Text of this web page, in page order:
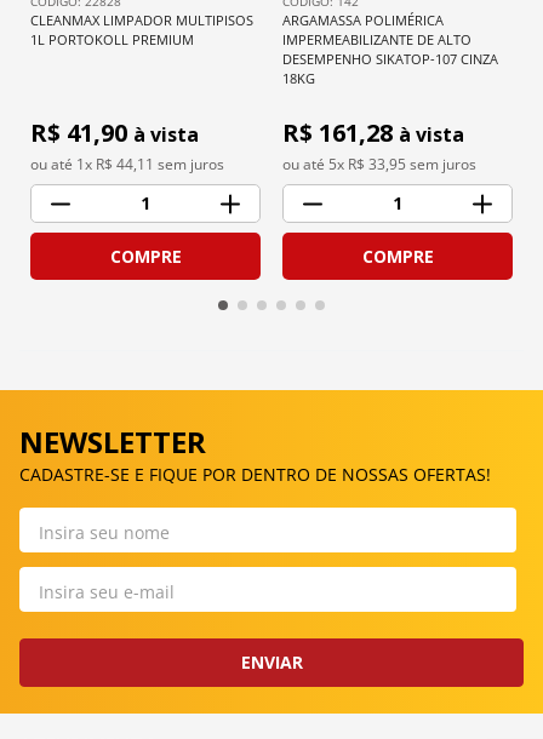
CLEANMAX LIMPADOR MULTIPISOS
1L PORTOKOLL PREMIUM
R$ 41,90 à vista
ou até 1x R$ 44,11 sem juros
1
COMPRE
ARGAMASSA POLIMÉRICA
IMPERMEABILIZANTE DE ALTO
DESEMPENHO SIKATOP-107 CINZA
18KG
R$ 161,28 à vista
ou até 5x R$ 33,95 sem juros
1
COMPRE
NEWSLETTER
CADASTRE-SE E FIQUE POR DENTRO DE NOSSAS OFERTAS!
ENVIAR